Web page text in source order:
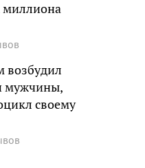
миллиона
возбудил
мужчины,
своему